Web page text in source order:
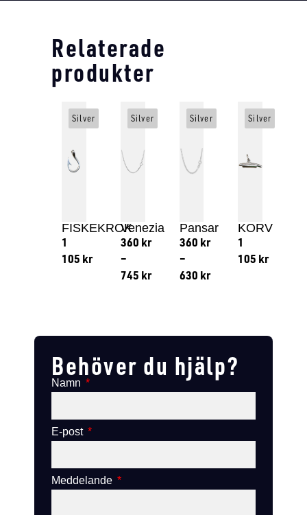
Relaterade
produkter
FISKEKROK
1
105 kr
Silver
Venezia
360 kr
–
745 kr
Silver
Pansar
360 kr
–
630 kr
Silver
KORV
1
105 kr
Silver
Behöver du hjälp?
Namn
E-post
Meddelande